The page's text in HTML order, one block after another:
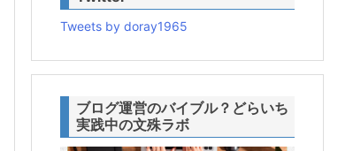
Tweets by doray1965
ブログ運営のバイブル？どらいち
実践中の文殊ラボ